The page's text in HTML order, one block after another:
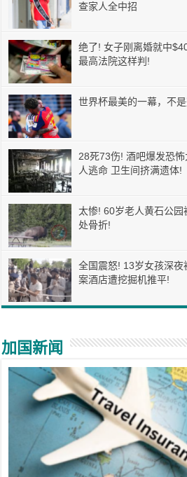
查家人全中招
绝了! 女子刚离婚就中
最高法院这样判!
世界杯最美的一幕，不
28死73伤! 酒吧爆发恐
人逃命 卫生间挤满遗体!
太惨! 60岁老人黄石公
处骨折!
全国震怒! 13岁女孩深
案酒店遭挖掘机推平!
加国新闻